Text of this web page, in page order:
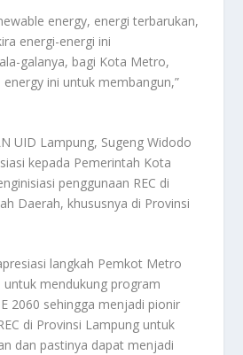
energy, energi terbarukan,
energi-energi ini
galanya, bagi Kota Metro,
ini untuk membangun,”
UID Lampung, Sugeng Widodo
kepada Pemerintah Kota
penggunaan REC di
Daerah, khususnya di Provinsi
langkah Pemkot Metro
mendukung program
2060 sehingga menjadi pionir
di Provinsi Lampung untuk
dan pastinya dapat menjadi